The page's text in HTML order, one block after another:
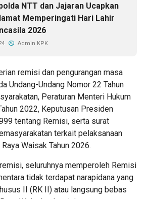
NTT dan Jajaran Ucapkan
Memperingati Hari Lahir
2026
Admin KPK
remisi dan pengurangan masa
Undang-Undang Nomor 22 Tahun
Peraturan Menteri Hukum
2022, Keputusan Presiden
tentang Remisi, serta surat
terkait pelaksanaan
Waisak Tahun 2026.
seluruhnya memperoleh Remisi
tidak terdapat narapidana yang
II (RK II) atau langsung bebas